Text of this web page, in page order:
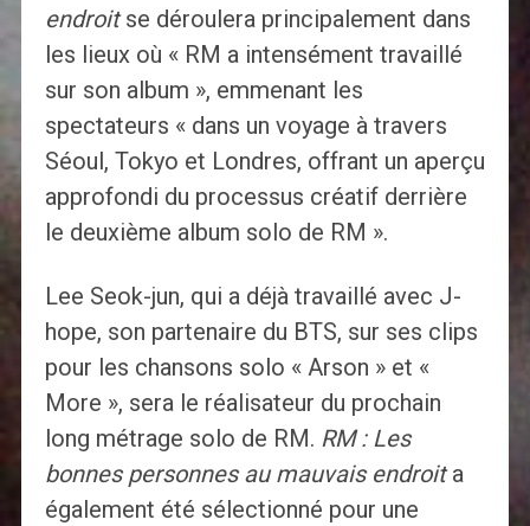
endroitse déroulera principalement dans
les lieux où « RM a intensément travaillé
sur son album », emmenant les
spectateurs « dans un voyage à travers
Séoul, Tokyo et Londres, offrant un aperçu
approfondi du processus créatif derrière
le deuxième album solo de RM ».
Lee Seok-jun, qui a déjà travaillé avec J-
hope, son partenaire du BTS, sur ses clips
pour les chansons solo « Arson » et «
More », sera le réalisateur du prochain
long métrage solo de RM. RM : Les
bonnes personnes au mauvais endroita
également été sélectionné pour une